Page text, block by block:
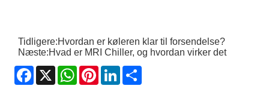
Tidligere:Hvordan er køleren klar til forsendelse?
Næste:Hvad er MRI Chiller, og hvordan virker det
Facebook
X WhatsApp
PinterestLinkedIn